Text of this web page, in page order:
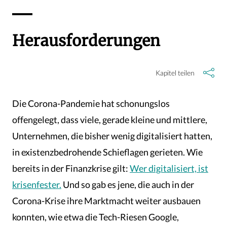
Herausforderungen
Kapitel teilen
Die Corona-Pandemie hat schonungslos
offengelegt, dass viele, gerade kleine und mittlere,
Unternehmen, die bisher wenig digitalisiert hatten,
in existenzbedrohende Schieflagen gerieten. Wie
bereits in der Finanzkrise gilt:Wer digitalisiert, ist
krisenfester. Und so gab es jene, die auch in der
Corona-Krise ihre Marktmacht weiter ausbauen
konnten, wie etwa die Tech-Riesen Google,